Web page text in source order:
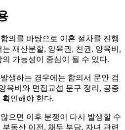
의를 바탕으로 이혼 절차를 진행
재산분할, 양육권, 친권, 양육비,
가능성이 중심이 될 수 있다.
생하는 경우에는 합의서 문안 검
육비와 면접교섭 문구 정리, 공증
인해야 한다.
으면 이후 분쟁이 다시 발생할 수
동산 이전, 채무 부담, 자녀 관련